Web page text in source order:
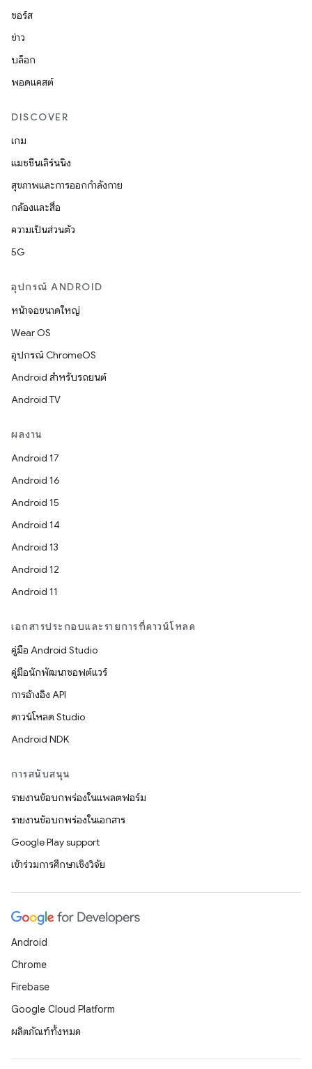
ซอร์ส
ข่าว
บล็อก
พอดแคสต์
DISCOVER
เกม
แมชชีนเลิร์นนิง
สุขภาพและการออกกำลังกาย
กล้องและสื่อ
ความเป็นส่วนตัว
5G
อุปกรณ์ ANDROID
หน้าจอขนาดใหญ่
Wear OS
อุปกรณ์ ChromeOS
Android สำหรับรถยนต์
Android TV
ผลงาน
Android 17
Android 16
Android 15
Android 14
Android 13
Android 12
Android 11
เอกสารประกอบและรายการที่ดาวน์โหลด
คู่มือ Android Studio
คู่มือนักพัฒนาซอฟต์แวร์
การอ้างอิง API
ดาวน์โหลด Studio
Android NDK
การสนับสนุน
รายงานข้อบกพร่องในแพลตฟอร์ม
รายงานข้อบกพร่องในเอกสาร
Google Play support
เข้าร่วมการศึกษาเชิงวิจัย
Android
Chrome
Firebase
Google Cloud Platform
ผลิตภัณฑ์ทั้งหมด